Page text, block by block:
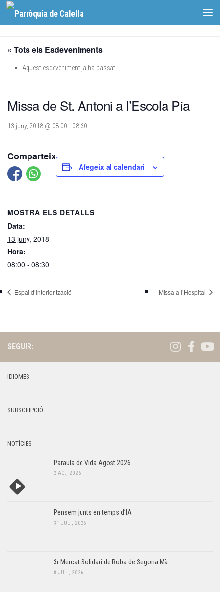
Skip to content
« Tots els Esdeveniments
Aquest esdeveniment ja ha passat.
Missa de St. Antoni a l’Escola Pia
13 juny, 2018 @ 08:00 - 08:30
Comparteix
Afegeix al calendari
MOSTRA ELS DETALLS
Data:
13 juny, 2018
Hora:
08:00 - 08:30
Espai d’interiorització Missa a l’Hospital
SEGUIR:
IDIOMES
SUBSCRIPCIÓ
NOTÍCIES
Paraula de Vida Agost 2026
2 AG., 2026
Pensem junts en temps d’IA
31 JUL., 2026
3r Mercat Solidari de Roba de Segona Mà
8 JUL., 2026